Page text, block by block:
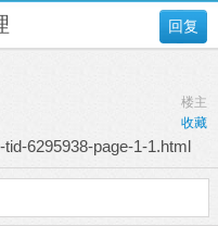
回复
楼主
收藏
6295938-page-1-1.html